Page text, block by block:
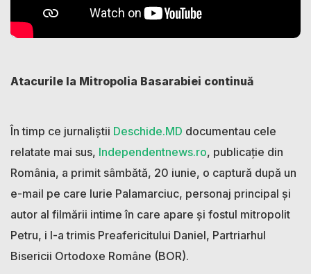
Atacurile la Mitropolia Basarabiei continuă
În timp ce jurnaliștii Deschide.MD documentau cele
relatate mai sus, Independentnews.ro, publicație din
România, a primit sâmbătă, 20 iunie, o captură după un
e-mail pe care Iurie Palamarciuc, personaj principal și
autor al filmării intime în care apare și fostul mitropolit
Petru, i l-a trimis Preafericitului Daniel, Partriarhul
Bisericii Ortodoxe Române (BOR).